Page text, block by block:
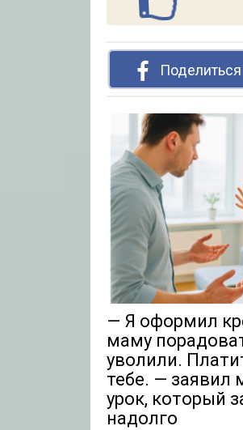
— Я оформил
маму
уволили.
тебе. — заявил
урок, который
надолго